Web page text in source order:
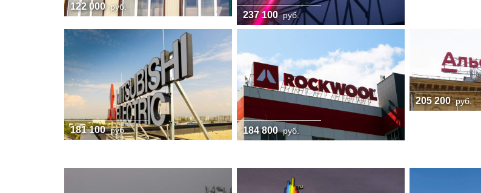
122 000 руб.
237 100 руб.
181 100 руб. 184 800 руб.
205 200 руб.